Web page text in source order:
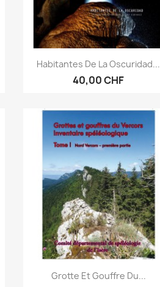
 Vorschau
Habitantes De La Oscuridad...
40,00 CHF
Vorschau
Grotte Et Gouffre Du...